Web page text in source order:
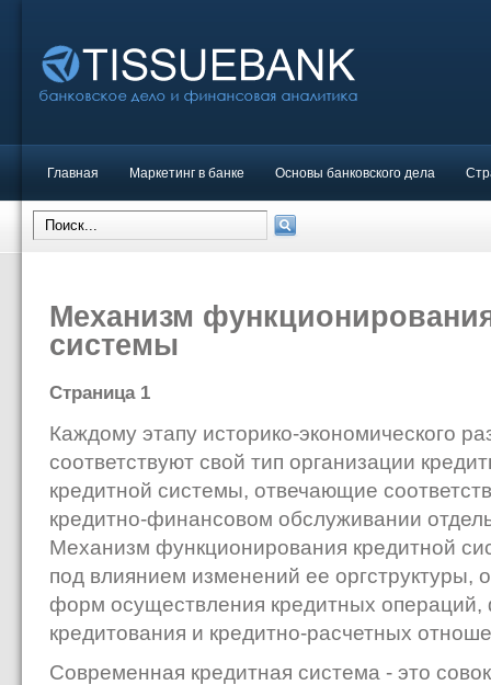
Главная Маркетинг в банке Основы банковского дела
Механизм
системы
Страница 1
Каждому этапу историко-экономического
соответствуют свой тип организации
кредитной системы, отвечающие
кредитно-финансовом обслуживании
Механизм функционирования кредитной
под влиянием изменений ее оргструктуры,
форм осуществления кредитных
кредитования и кредитно-расчетных
Современная кредитная система - это